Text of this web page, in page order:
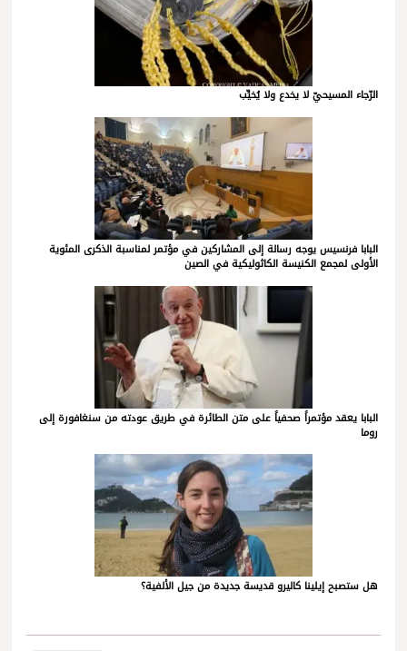
الرّجاء المسيحيّ لا يخدع ولا يُخيِّب
البابا فرنسيس يوجه رسالة إلى المشاركين في مؤتمر لمناسبة الذكرى المئوية
الأولى لمجمع الكنيسة الكاثوليكية في الصين
البابا يعقد مؤتمراً صحفياً على متن الطائرة في طريق عودته من سنغافورة إلى
روما
هل ستصبح إيلينا كاليرو قديسة جديدة من جيل الألفية؟